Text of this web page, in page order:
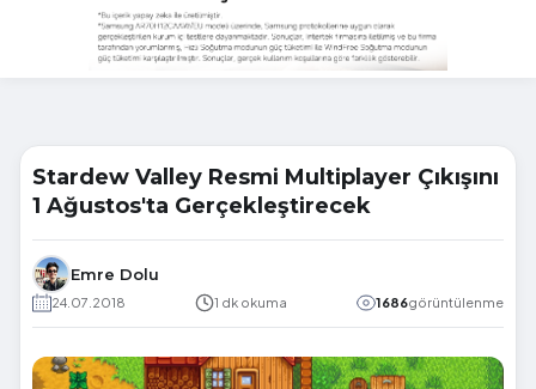
Stardew Valley Resmi Multiplayer Çıkışını
1 Ağustos'ta Gerçekleştirecek
Emre Dolu
24.07.2018 1 dk okuma 1686görüntülenme